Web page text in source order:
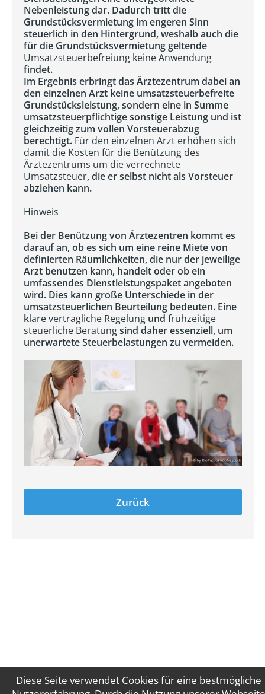
Diese Seite verwendet Cookies für eine bestmögliche
Nebenleistung dar. Dadurch tritt die
Grundstücksvermietung im engeren Sinn
steuerlich in den Hintergrund, weshalb auch die
für die Grundstücksvermietung geltende
Umsatzsteuerbefreiung keine Anwendung
findet.
Im Ergebnis erbringt das Ärztezentrum dabei an
den einzelnen Arzt keine umsatzsteuerbefreite
Grundstücksleistung, sondern eine in Summe
umsatzsteuerpflichtige sonstige Leistung und ist
gleichzeitig zum vollen Vorsteuerabzug
berechtigt. Für den einzelnen Arzt erhöhen sich
damit die Kosten für die Benützung des
Ärztezentrums um die verrechnete
Umsatzsteuer, die er selbst nicht als Vorsteuer
abziehen kann.
Hinweis
Bei der Benützung von Ärztezentren kommt es
darauf an, ob es sich um eine reine Miete von
definierten Räumlichkeiten, die nur der jeweilige
Arzt benutzen kann, handelt oder ob ein
umfassendes Dienstleistungspaket angeboten
wird. Dies kann große Unterschiede in der
umsatzsteuerlichen Beurteilung bedeuten. Eine
klare vertragliche Regelung und frühzeitige
steuerliche Beratungsind daher essenziell, um
unerwartete Steuerbelastungen zu vermeiden.
Zurück